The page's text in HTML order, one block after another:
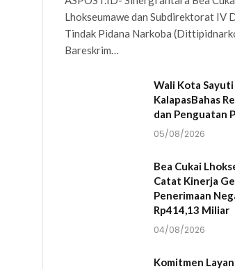
Lhokseumawe dan Subdirektorat IV
Tindak Pidana Narkoba
Bareskrim…
Wali Kota Sayuti
KalapasBahas
dan Penguatan
05/08/2026
Bea Cukai
Catat Kinerja
Penerimaan
Rp414,13 Miliar
04/08/2026
Komitmen